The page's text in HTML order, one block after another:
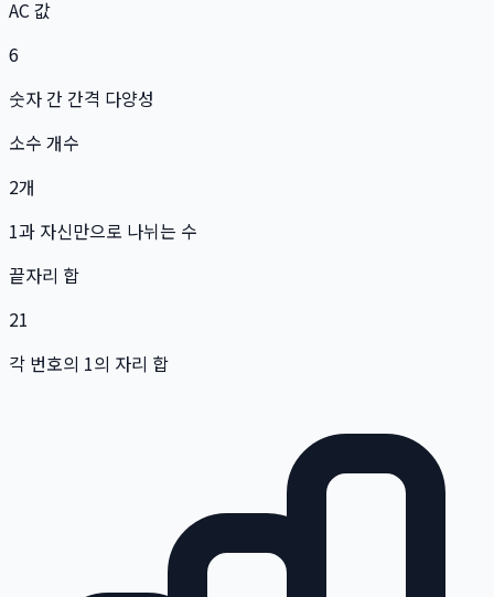
AC 값
6
숫자 간 간격 다양성
소수 개수
2개
1과 자신만으로 나뉘는 수
끝자리 합
21
각 번호의 1의 자리 합